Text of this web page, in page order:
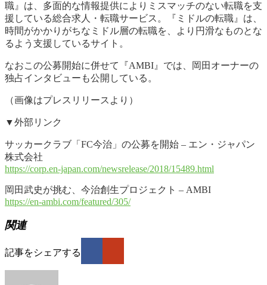
職』は、多面的な情報提供によりミスマッチのない転職を支
援している総合求人・転職サービス。『ミドルの転職』は、
時間がかかりがちなミドル層の転職を、より円滑なものとな
るよう支援しているサイト。
なおこの公募開始に併せて『AMBI』では、岡田オーナーの
独占インタビューも公開している。
（画像はプレスリリースより）
▼外部リンク
サッカークラブ「FC今治」の公募を開始 – エン・ジャパン
株式会社
https://corp.en-japan.com/newsrelease/2018/15489.html
岡田武史が挑む、今治創生プロジェクト – AMBI
https://en-ambi.com/featured/305/
関連
記事をシェアする